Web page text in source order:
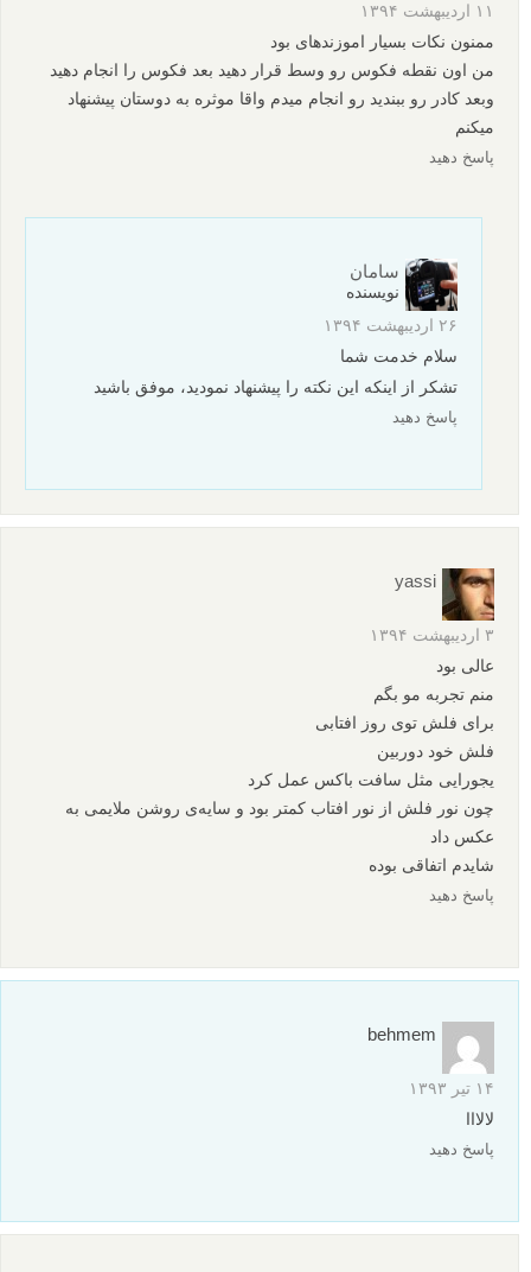
۱۱ اردیبهشت ۱۳۹۴
ممنون نکات بسیار اموزندهای بود
من اون نقطه فکوس رو وسط قرار دهید بعد فکوس را انجام دهید
وبعد کادر رو ببندید رو انجام میدم واقا موثره به دوستان پیشنهاد
میکنم
پاسخ دهید
سامان
نویسنده
۲۶ اردیبهشت ۱۳۹۴
سلام خدمت شما
تشکر از اینکه این نکته را پیشنهاد نمودید، موفق باشید
پاسخ دهید
yassi
۳ اردیبهشت ۱۳۹۴
عالی بود
منم تجربه مو بگم
برای فلش توی روز افتابی
فلش خود دوربین
یجورایی مثل سافت باکس عمل کرد
چون نور فلش از نور افتاب کمتر بود و سایه‌‌ی روشن ملایمی به
عکس داد
شایدم اتفاقی بوده
پاسخ دهید
behmem
۱۴ تیر ۱۳۹۳
لالااا
پاسخ دهید